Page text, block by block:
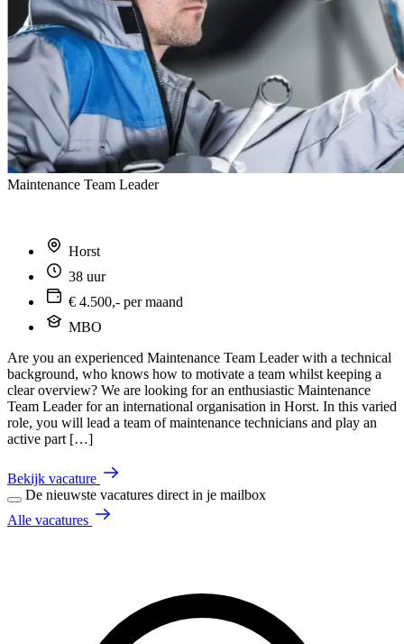
Maintenance Team Leader
Horst
38 uur
€ 4.500,- per maand
MBO
Are you an experienced Maintenance Team Leader with a technical
background, who knows how to motivate a team whilst keeping a
clear overview? We are looking for an enthusiastic Maintenance
Team Leader for an international organisation in Horst. In this varied
role, you will lead a team of maintenance technicians and play an
active part […]
Bekijk vacature
De nieuwste vacatures direct in je mailbox
Alle vacatures